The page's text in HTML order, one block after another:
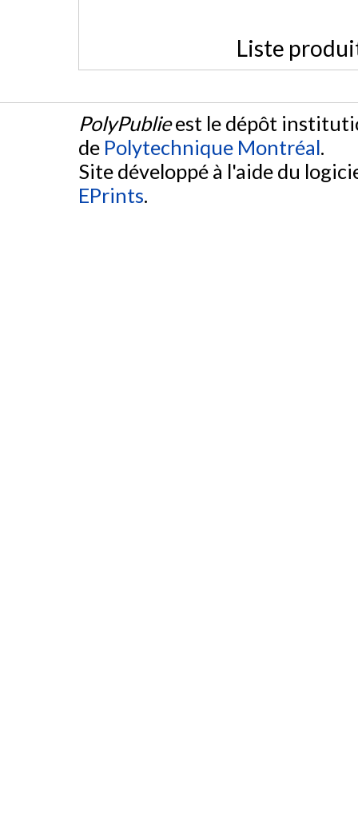
Liste
PolyPublieest le dépôt
de Polytechnique Montréal.
Site développé à l'aide du
EPrints.